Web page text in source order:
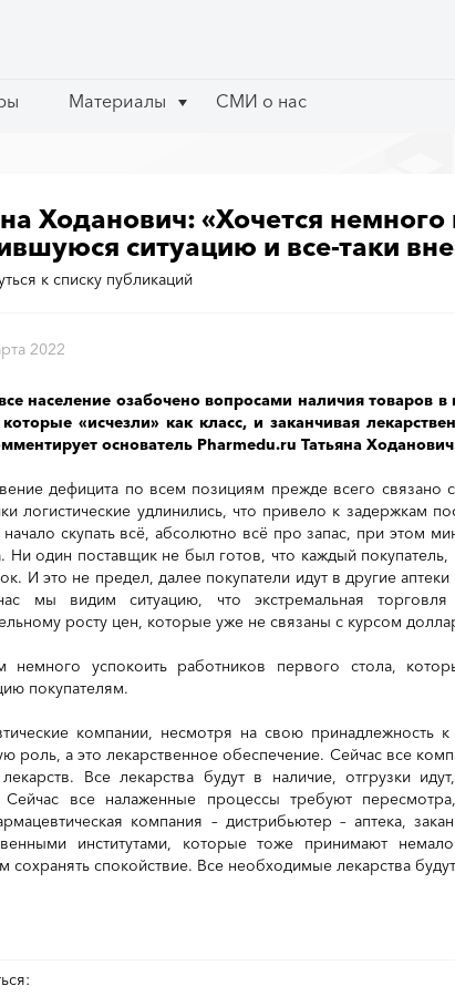
Материалы СМИ о нас
Материалы СМИ о нас
Ходанович: «Хочется немного
ситуацию и все-таки
к списку публикаций
2022
население озабочено вопросами наличия товаров
которые «исчезли» как класс, и заканчивая
основатель Pharmedu.ru Татьяна
дефицита по всем позициям прежде всего
логистические удлинились, что привело к задержкам
скупать всё, абсолютно всё про запас, при этом
Ни один поставщик не был готов, что каждый
И это не предел, далее покупатели идут в другие
мы видим ситуацию, что экстремальная
росту цен, которые уже не связаны с курсом
немного успокоить работников первого стола,
покупателям.
компании, несмотря на свою принадлежность
роль, а это лекарственное обеспечение. Сейчас все
лекарств. Все лекарства будут в наличие, отгрузки
все налаженные процессы требуют
компания – дистрибьютер – аптека,
институтами, которые тоже принимают
сохранять спокойствие. Все необходимые лекарства